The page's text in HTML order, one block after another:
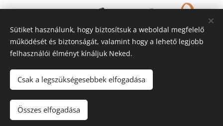
Üzemeltető: Dremax Kft
Sütiket használunk, hogy biztosítsuk a weboldal megfelelő
működését és biztonságát, valamint hogy a lehető legjobb
felhasználói élményt kínáljuk Neked.
Csak a legszükségesebbek elfogadása
Összes elfogadása